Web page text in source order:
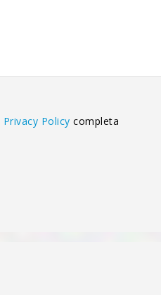
Privacy Policycompleta